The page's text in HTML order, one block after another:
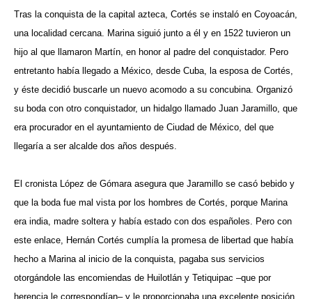
Tras la conquista de la capital azteca, Cortés se instaló en Coyoacán,
una localidad cercana. Marina siguió junto a él y en 1522 tuvieron un
hijo al que llamaron Martín, en honor al padre del conquistador. Pero
entretanto había llegado a México, desde Cuba, la esposa de Cortés,
y éste decidió buscarle un nuevo acomodo a su concubina. Organizó
su boda con otro conquistador, un hidalgo llamado Juan Jaramillo, que
era procurador en el ayuntamiento de Ciudad de México, del que
llegaría a ser alcalde dos años después.
El cronista López de Gómara asegura que Jaramillo se casó bebido y
que la boda fue mal vista por los hombres de Cortés, porque Marina
era india, madre soltera y había estado con dos españoles. Pero con
este enlace, Hernán Cortés cumplía la promesa de libertad que había
hecho a Marina al inicio de la conquista, pagaba sus servicios
otorgándole las encomiendas de Huilotlán y Tetiquipac –que por
herencia le correspondían– y le proporcionaba una excelente posición